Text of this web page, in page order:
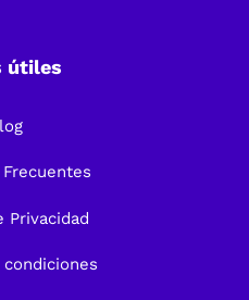
útiles
Privacidad